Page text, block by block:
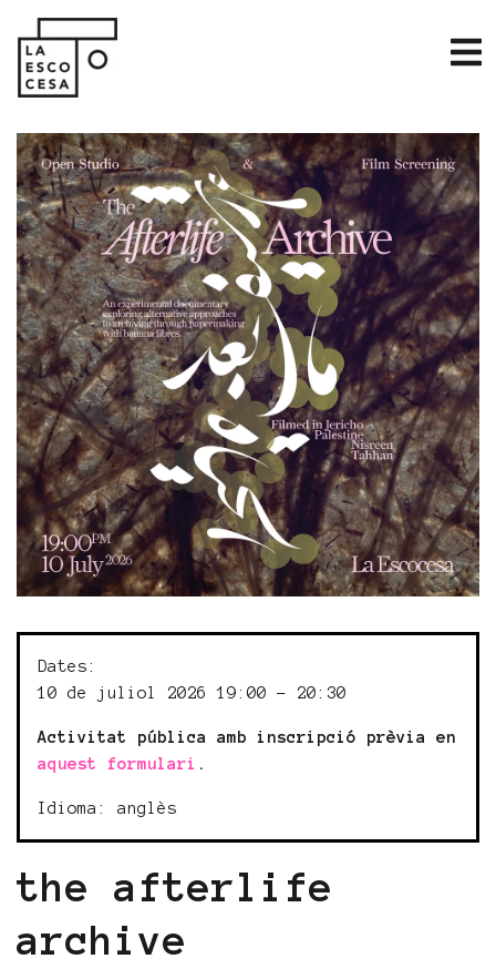
Dates:
10 de juliol 2026 19:00 - 20:30
Activitat pública amb inscripció prèvia en
aquest formulari .
Idioma: anglès
the afterlife
archive